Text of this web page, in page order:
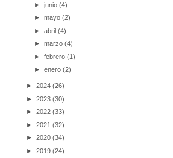
►junio(4)
►mayo(2)
►abril(4)
►marzo(4)
►febrero(1)
►enero(2)
► 2024 (26)
► 2023 (30)
► 2022 (33)
► 2021 (32)
► 2020 (34)
► 2019 (24)